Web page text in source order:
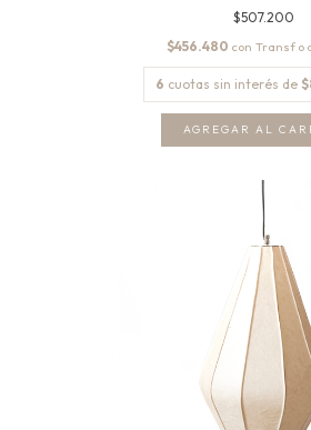
$507.200
$456.480 con
6 cuotas sin interés de